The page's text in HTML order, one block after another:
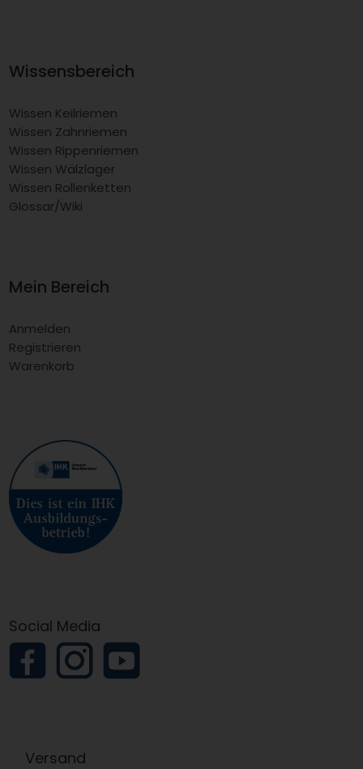
Wissensbereich
Wissen Keilriemen
Wissen Zahnriemen
Wissen Rippenriemen
Wissen Wälzlager
Wissen Rollenketten
Glossar/Wiki
Mein Bereich
Anmelden
Registrieren
Warenkorb
Social Media
Versand